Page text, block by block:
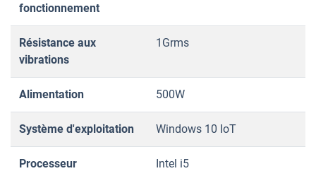
fonctionnement
Résistance aux
vibrations
1Grms
Alimentation 500W
Système d'exploitation Windows 10 IoT
Processeur Intel i5